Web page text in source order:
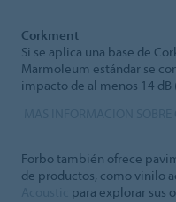
Corkment
Si se aplica una base de
Marmoleum estándar se
impacto de al menos 14 dB
Forbo también ofrece
de productos, como vinilo
para explorar sus